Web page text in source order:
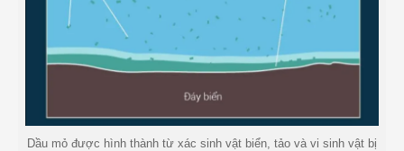
Dầu mỏ được hình thành từ xác sinh vật biển, tảo và vi sinh vật bị